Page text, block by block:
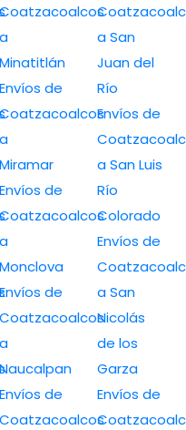
a
Minatitlán
Envíos de
a
Miramar
Envíos de
a
Monclova
de
Coatzacoalcos
a
Envíos de
Coatzacoalcos
a San
Juan del
Río
Envíos de
a San Luis
Río
Colorado
Envíos de
a San
Nicolás
de los
Garza
Envíos de